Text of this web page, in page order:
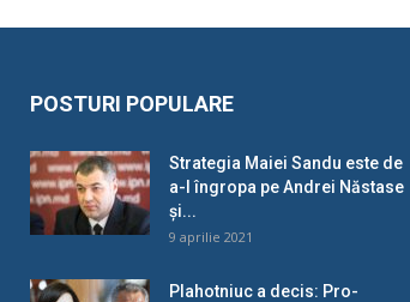
POSTURI POPULARE
Strategia Maiei Sandu este de
a-l îngropa pe Andrei Năstase
și...
9 aprilie 2021
Plahotniuc a decis: Pro-